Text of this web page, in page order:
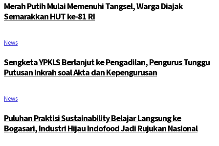
Merah Putih Mulai Memenuhi Tangsel, Warga Diajak
Semarakkan HUT ke-81 RI
News
Sengketa YPKLS Berlanjut ke Pengadilan, Pengurus Tunggu
Putusan Inkrah soal Akta dan Kepengurusan
News
Puluhan Praktisi Sustainability Belajar Langsung ke
Bogasari, Industri Hijau Indofood Jadi Rujukan Nasional